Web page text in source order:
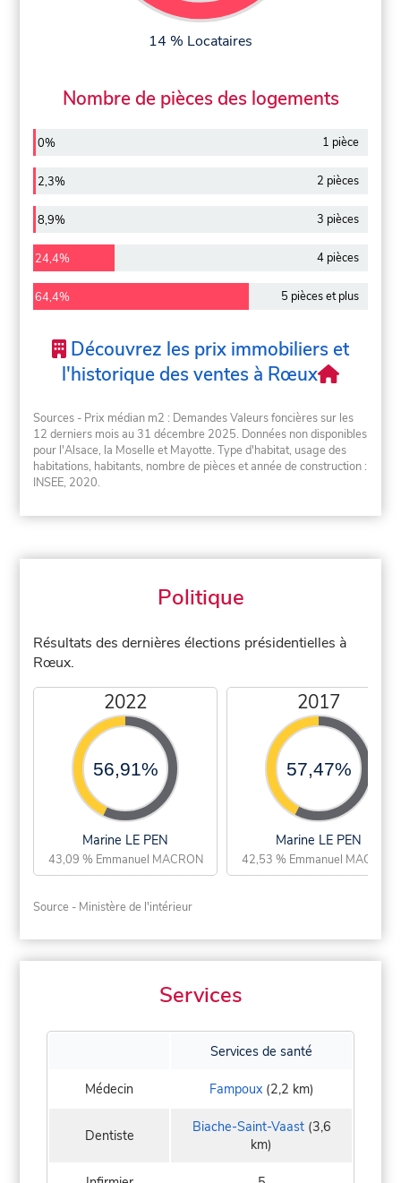
14 % Locataires
Nombre de pièces des logements
0% 1 pièce
2,3% 2 pièces
8,9% 3 pièces
24,4% 4 pièces
64,4% 5 pièces et plus
Découvrez les prix immobiliers et
l'historique des ventes à Rœux
Sources - Prix médian m2 : Demandes Valeurs foncières sur les
12 derniers mois au 31 décembre 2025. Données non disponibles
pour l'Alsace, la Moselle et Mayotte. Type d'habitat, usage des
habitations, habitants, nombre de pièces et année de construction :
INSEE, 2020.
Politique
Résultats des dernières élections présidentielles à
Rœux.
2022
56,91%
Marine LE PEN
43,09 % Emmanuel MACRON
2017
57,47%
Marine LE PEN
42,53 % Emmanuel MACRON
Source - Ministère de l'intérieur
Services
Services de santé
Médecin Fampoux(2,2 km)
Dentiste Biache-Saint-Vaast(3,6
km)